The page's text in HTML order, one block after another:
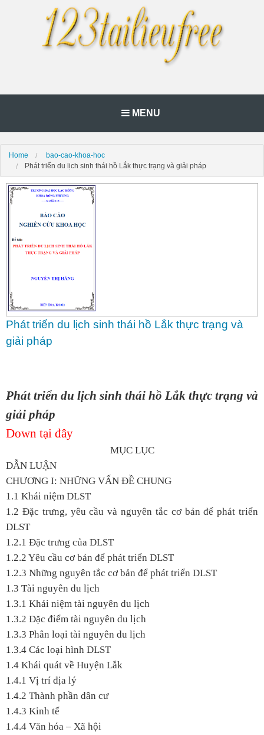
MENU
Home
bao-cao-khoa-hoc
Phát triển du lịch sinh thái hồ Lắk thực trạng và giải pháp
Phát triển du lịch sinh thái hồ Lắk thực trạng và
giải pháp
Phát triển du lịch sinh thái hồ Lắk thực trạng và
giải pháp
Down tại đây
MỤC LỤC
DẪN LUẬN
CHƯƠNG I: NHỮNG VẤN ĐỀ CHUNG
1.1 Khái niệm DLST
1.2 Đặc trưng, yêu cầu và nguyên tắc cơ bản để phát triển
DLST
1.2.1 Đặc trưng của DLST
1.2.2 Yêu cầu cơ bản để phát triển DLST
1.2.3 Những nguyên tắc cơ bản để phát triển DLST
1.3 Tài nguyên du lịch
1.3.1 Khái niệm tài nguyên du lịch
1.3.2 Đặc điểm tài nguyên du lịch
1.3.3 Phân loại tài nguyên du lịch
1.3.4 Các loại hình DLST
1.4 Khái quát về Huyện Lắk
1.4.1 Vị trí địa lý
1.4.2 Thành phần dân cư
1.4.3 Kinh tế
1.4.4 Văn hóa – Xã hội